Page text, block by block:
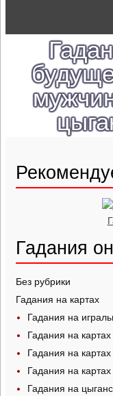
Гадания
Без рубрики
Гадания на картах
Гадания на
Гадания на
Гадания на
Гадания на
Гадания на